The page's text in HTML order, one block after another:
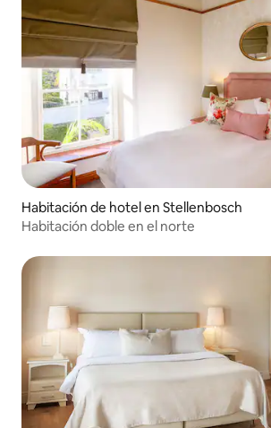
Habitación de hotel en Stellenbosch
Habitación doble en el norte